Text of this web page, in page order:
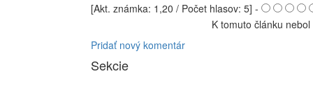
[Akt. známka: 1,20 / Počet hlasov: 5] -
K tomuto článku
Pridať nový komentár
Sekcie